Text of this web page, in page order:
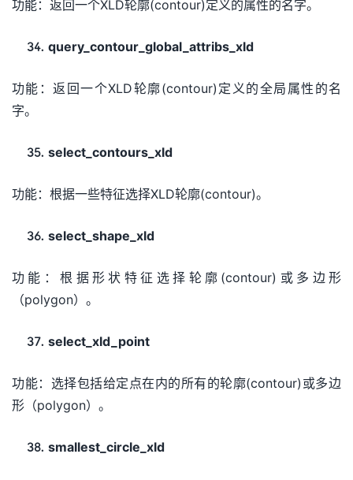
功能：返回一个XLD轮廓(contour)定义的属性的名字。
query_contour_global_attribs_xld
功能：返回一个XLD轮廓(contour)定义的全局属性的名
字。
select_contours_xld
功能：根据一些特征选择XLD轮廓(contour)。
select_shape_xld
功能：根据形状特征选择轮廓(contour)或多边形
（polygon）。
select_xld_point
功能：选择包括给定点在内的所有的轮廓(contour)或多边
形（polygon）。
smallest_circle_xld